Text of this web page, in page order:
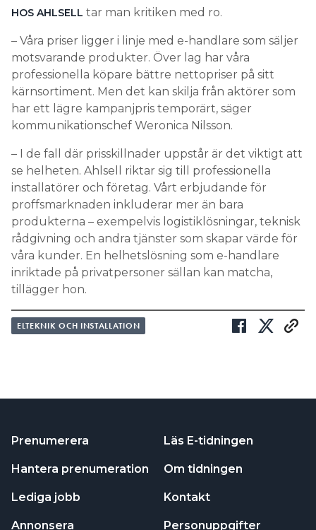
HOS AHLSELL tar man kritiken med ro.
– Våra priser ligger i linje med e-handlare som säljer
motsvarande produkter. Över lag har våra
professionella köpare bättre nettopriser på sitt
kärnsortiment. Men det kan skilja från aktörer som
har ett lägre kampanjpris temporärt, säger
kommunikationschef Weronica Nilsson.
– I de fall där prisskillnader uppstår är det viktigt att
se helheten. Ahlsell riktar sig till professionella
installatörer och företag. Vårt erbjudande för
proffsmarknaden inkluderar mer än bara
produkterna – exempelvis logistiklösningar, teknisk
rådgivning och andra tjänster som skapar värde för
våra kunder. En helhetslösning som e-handlare
inriktade på privatpersoner sällan kan matcha,
tillägger hon.
ELTEKNIK OCH INSTALLATION
Prenumerera
Hantera prenumeration
Lediga jobb
Annonsera
Läs E-tidningen
Om tidningen
Kontakt
Personuppgifter